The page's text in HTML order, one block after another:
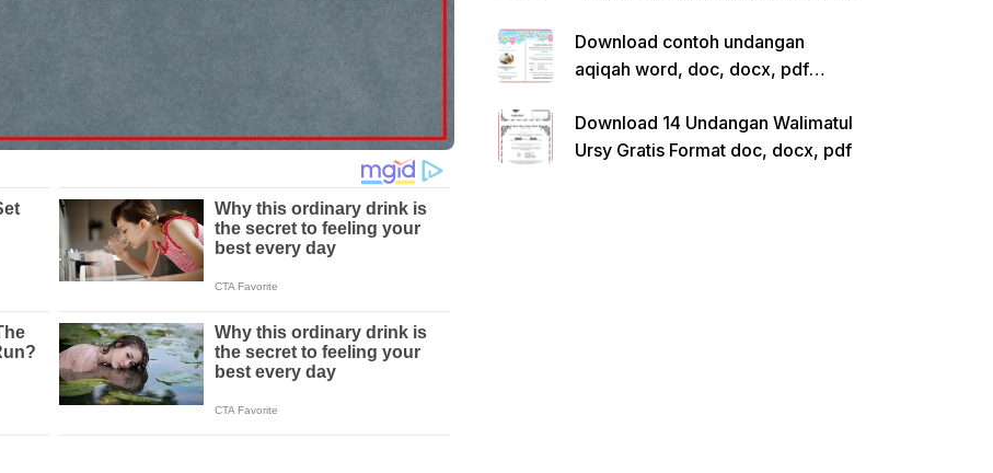
Download contoh undangan
aqiqah word, doc, docx, pdf
Download 14 Undangan Walimatul
Ursy Gratis Format doc, docx, pdf